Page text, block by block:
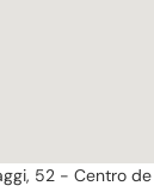
52 - Centro de